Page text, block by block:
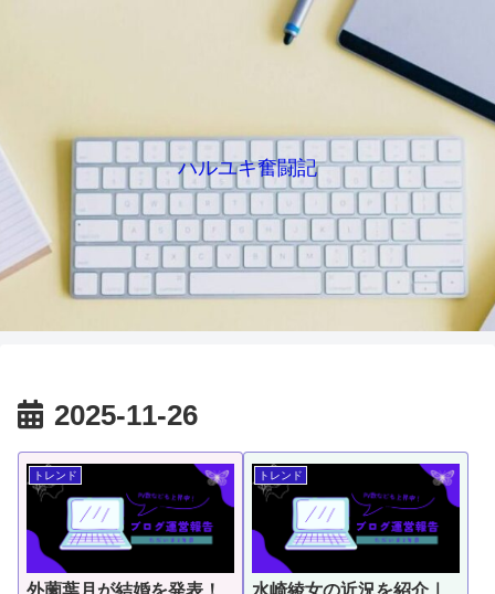
ハルユキ奮闘記
2025-11-26
トレンド
外薗葉月が結婚を発表！
トレンド
水崎綾女の近況を紹介｜